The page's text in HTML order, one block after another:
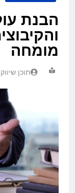
הבנת
מומחה
תוכן